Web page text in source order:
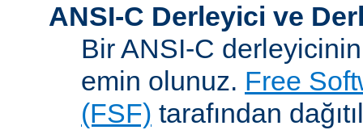
ANSI-C Derleyici ve
Bir ANSI-C
emin olunuz. Free
(FSF) tarafından